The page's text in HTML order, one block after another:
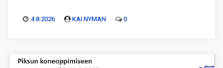
4.8.2026 KAI NYMAN 0